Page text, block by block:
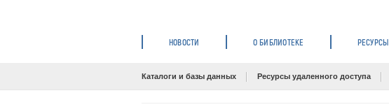
НОВОСТИ О БИБЛИОТЕКЕ РЕСУРСЫ
Каталоги и базы данных Ресурсы удаленного доступа